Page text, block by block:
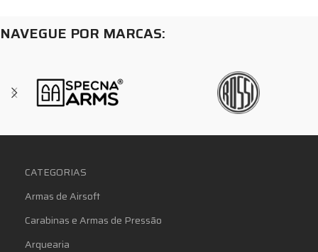
NAVEGUE POR MARCAS:
CATEGORIAS
Armas de Airsoft
Carabinas e Armas de Pressão
Arquearia